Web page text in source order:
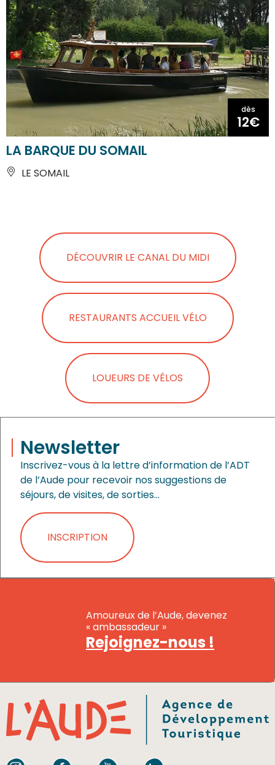
dès
12€
LA BARQUE DU SOMAIL
LE SOMAIL
DÉCOUVRIR LE CANAL DU MIDI
RESTAURANTS ACCUEIL VÉLO
LOUEURS DE VÉLOS
Newsletter
Inscrivez-vous à la lettre d’information de l’ADT
de l’Aude pour recevoir nos suggestions de
séjours, de visites, de sorties…
INSCRIPTION
Amoureux de l’Aude, devenez
« ambassadeur »
Rejoignez-nous !